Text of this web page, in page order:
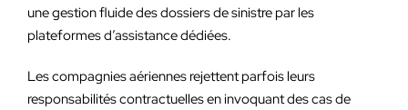
une gestion fluide des dossiers de sinistre par les
plateformes d’assistance dédiées.
Les compagnies aériennes rejettent parfois leurs
responsabilités contractuelles en invoquant des cas de